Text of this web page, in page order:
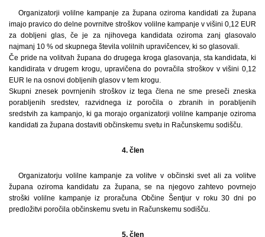
Organizatorji volilne kampanje za župana oziroma kandidati za župana
imajo pravico do delne povrnitve stroškov volilne kampanje v višini 0,12 EUR
za dobljeni glas, če je za njihovega kandidata oziroma zanj glasovalo
najmanj 10 % od skupnega števila volilnih upravičencev, ki so glasovali.
Če pride na volitvah župana do drugega kroga glasovanja, sta kandidata, ki
kandidirata v drugem krogu, upravičena do povračila stroškov v višini 0,12
EUR le na osnovi dobljenih glasov v tem krogu.
Skupni znesek povrnjenih stroškov iz tega člena ne sme preseči zneska
porabljenih sredstev, razvidnega iz poročila o zbranih in porabljenih
sredstvih za kampanjo, ki ga morajo organizatorji volilne kampanje oziroma
kandidati za župana dostaviti občinskemu svetu in Računskemu sodišču.
4. člen
Organizatorju volilne kampanje za volitve v občinski svet ali za volitve
župana oziroma kandidatu za župana, se na njegovo zahtevo povrnejo
stroški volilne kampanje iz proračuna Občine Šentjur v roku 30 dni po
predložitvi poročila občinskemu svetu in Računskemu sodišču.
5. člen